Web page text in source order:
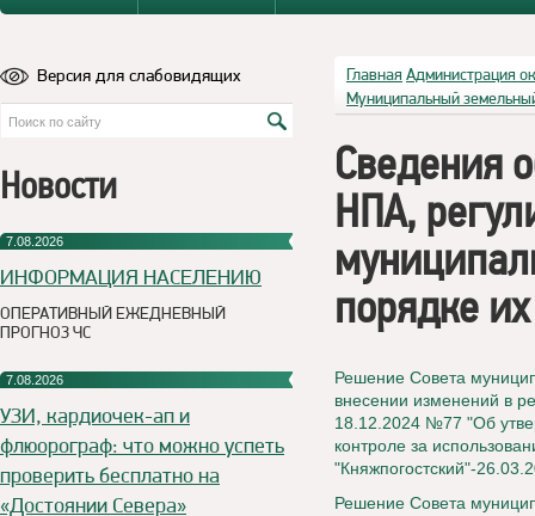
Версия для слабовидящих
Новости
7.08.2026
ИНФОРМАЦИЯ НАСЕЛЕНИЮ
ОПЕРАТИВНЫЙ ЕЖЕДНЕВНЫЙ
ПРОГНОЗ ЧС
7.08.2026
УЗИ, кардиочек-ап и
флюорограф: что можно успеть
проверить бесплатно на
«Достоянии Севера»
Главная Администрация
Муниципальный
Сведения
НПА,
порядке
Решение Совета
внесении изменений в
18.12.2024 №77 "Об
контроле за
"Княжпогостский"-
Решение Совета